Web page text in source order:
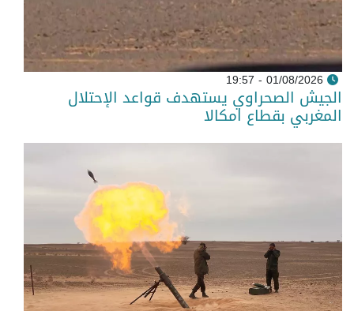
01/08/2026 - 19:57
الجيش الصحراوي يستهدف قواعد الإحتلال
المغربي بقطاع امكالا